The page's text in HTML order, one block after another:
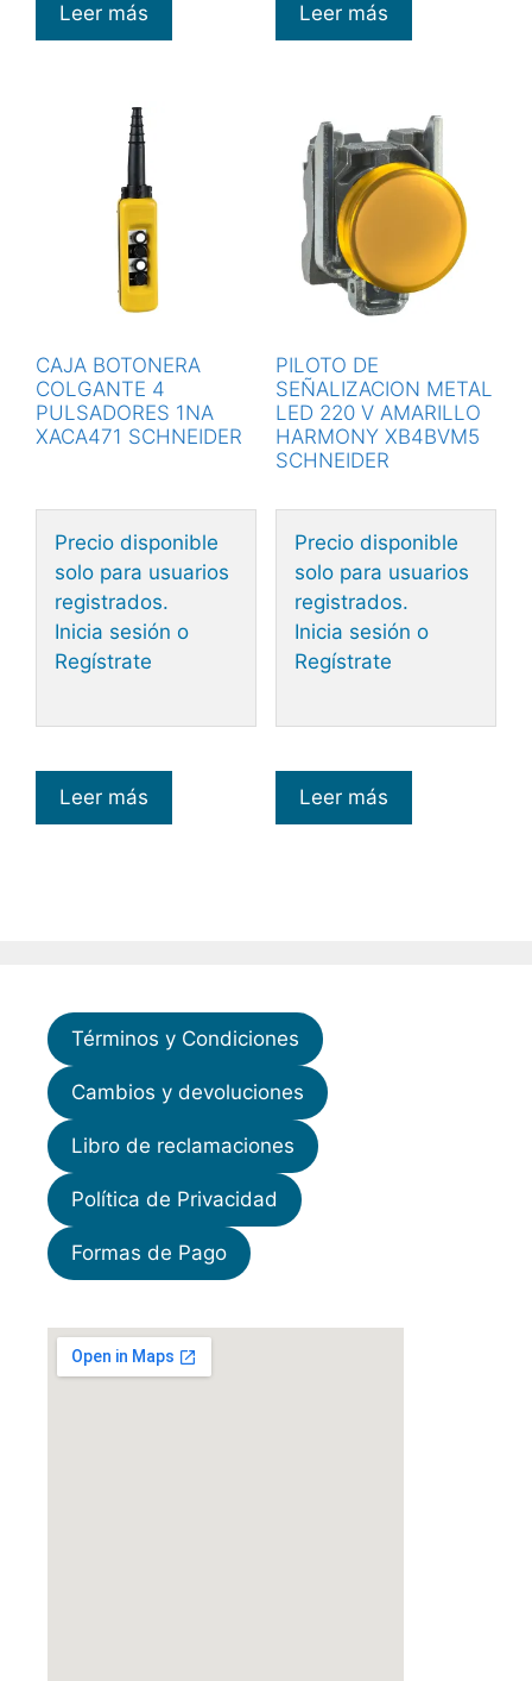
Leer más Leer más
CAJA BOTONERA
COLGANTE 4
PULSADORES 1NA
XACA471 SCHNEIDER
Precio disponible
solo para usuarios
registrados.
Inicia sesión o
Regístrate
Leer más
PILOTO DE
SEÑALIZACION METAL
LED 220 V AMARILLO
HARMONY XB4BVM5
SCHNEIDER
Precio disponible
solo para usuarios
registrados.
Inicia sesión o
Regístrate
Leer más
Términos y Condiciones
Cambios y devoluciones
Libro de reclamaciones
Política de Privacidad
Formas de Pago